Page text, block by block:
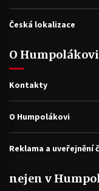
Česká lokalizace
O Humpolákovi
Kontakty
O Humpolákovi
Reklama a uveřejnění
nejen v